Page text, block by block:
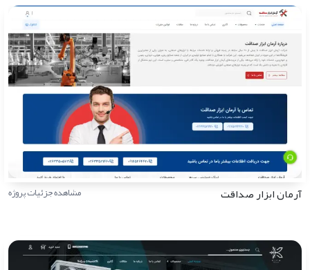
آرمان ابزار صداقت مشاهده جزئیات پروژه